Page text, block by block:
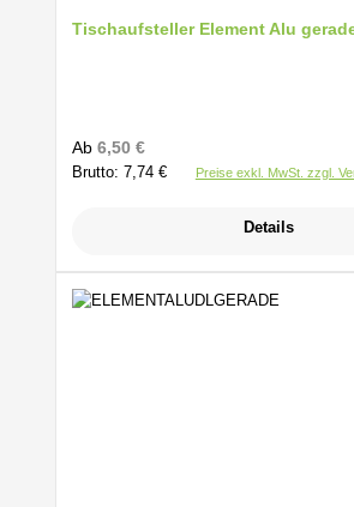
Tischaufsteller Element Alu
Regulärer Preis:
Ab 6,50 €
Brutto: 7,74 € Preise exkl. MwSt. zzgl.
Details